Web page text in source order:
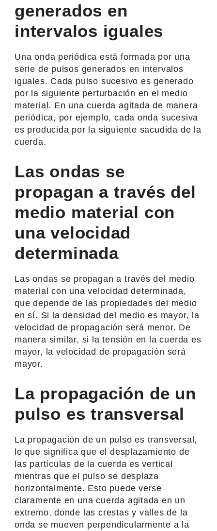
generados en
intervalos iguales
Una onda periódica está formada por una
serie de pulsos generados en intervalos
iguales. Cada pulso sucesivo es generado
por la siguiente perturbación en el medio
material. En una cuerda agitada de manera
periódica, por ejemplo, cada onda sucesiva
es producida por la siguiente sacudida de la
cuerda.
Las ondas se
propagan a través del
medio material con
una velocidad
determinada
Las ondas se propagan a través del medio
material con una velocidad determinada,
que depende de las propiedades del medio
en sí. Si la densidad del medio es mayor, la
velocidad de propagación será menor. De
manera similar, si la tensión en la cuerda es
mayor, la velocidad de propagación será
mayor.
La propagación de un
pulso es transversal
La propagación de un pulso es transversal,
lo que significa que el desplazamiento de
las partículas de la cuerda es vertical
mientras que el pulso se desplaza
horizontalmente. Esto puede verse
claramente en una cuerda agitada en un
extremo, donde las crestas y valles de la
onda se mueven perpendicularmente a la